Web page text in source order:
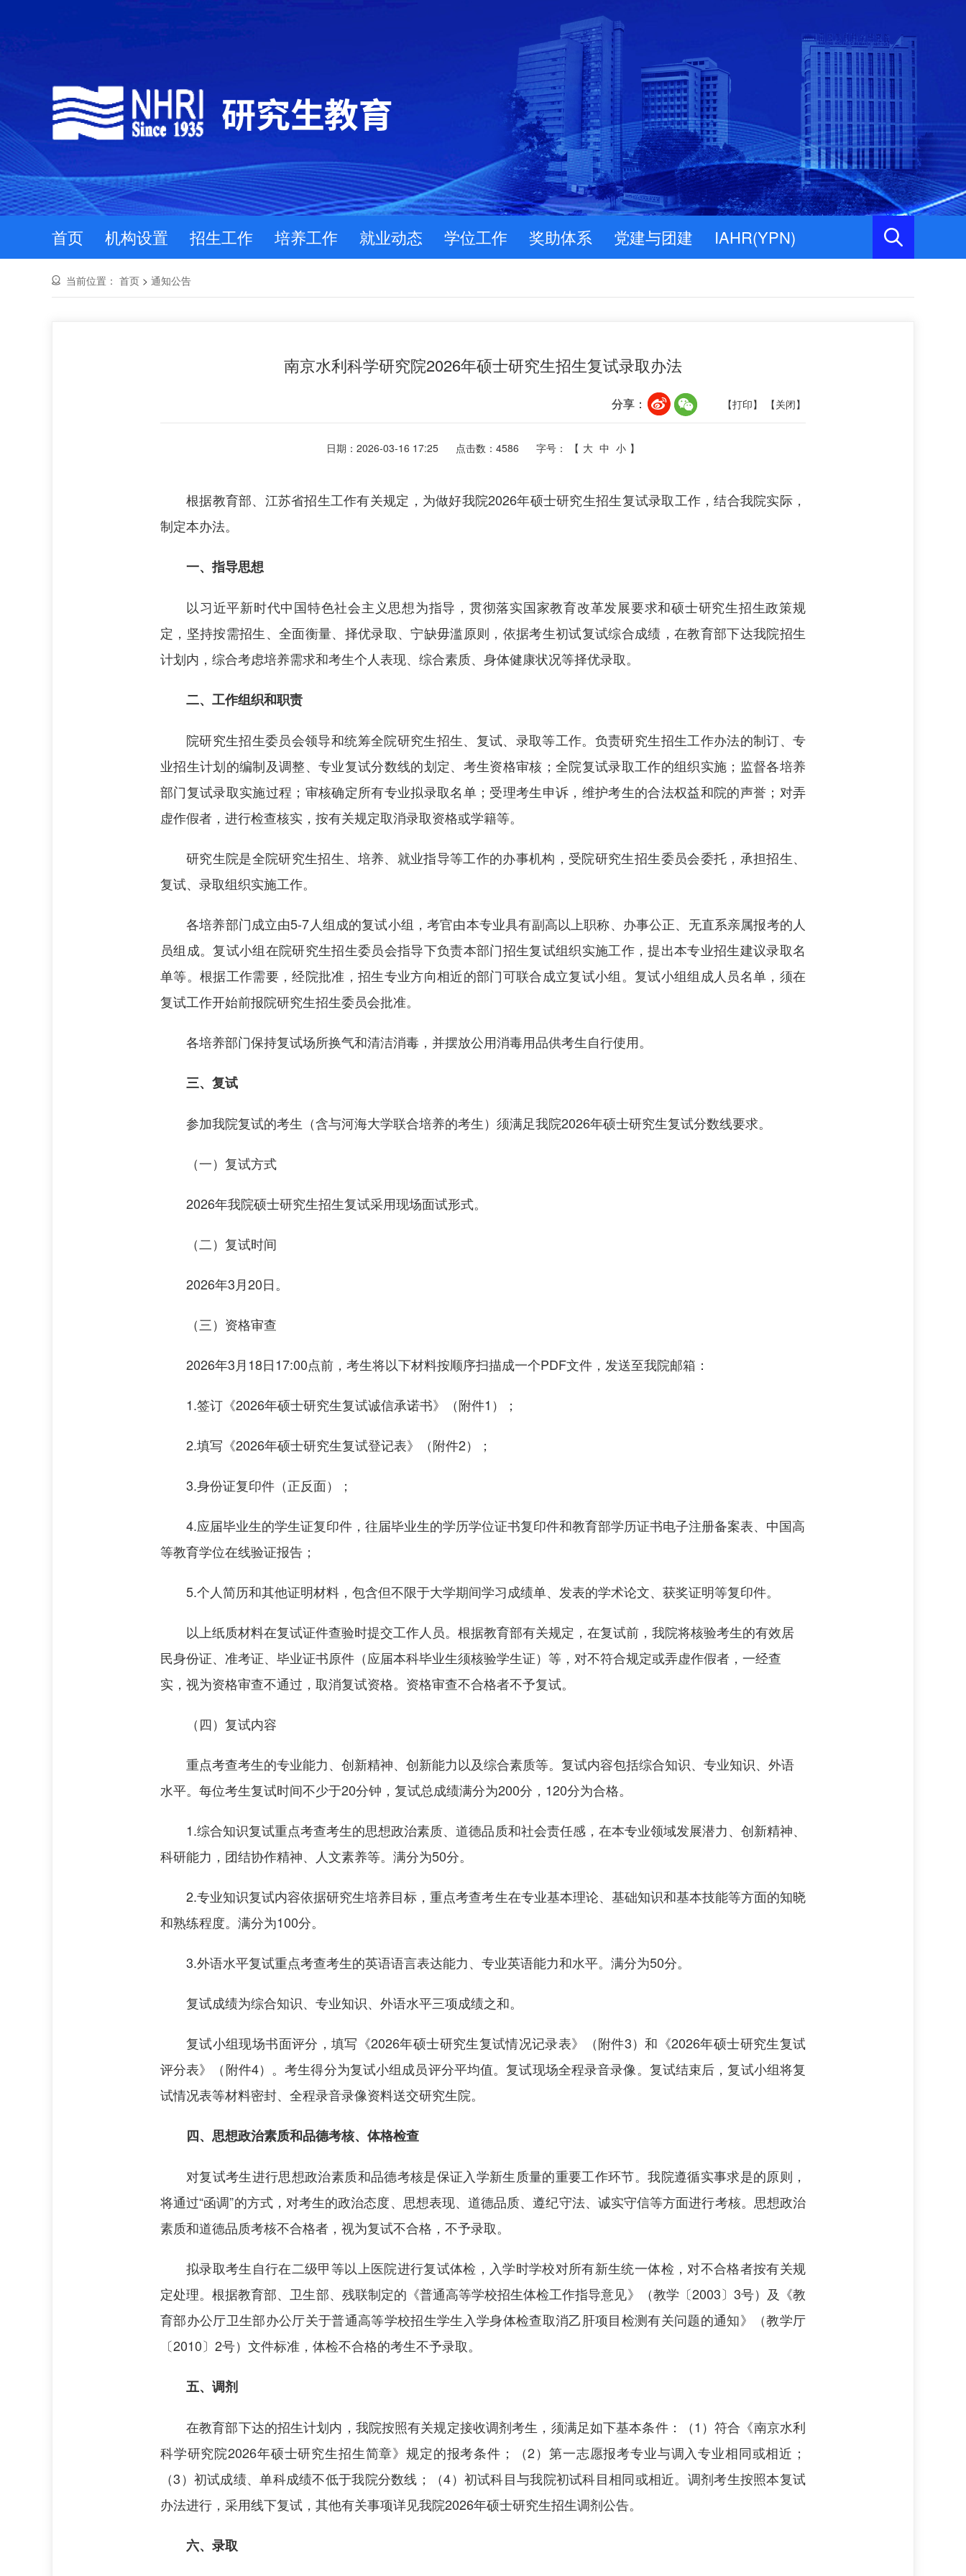
首页 机构设置 招生工作 培养工作 就业动态 学位工作 奖助体系 党建与团建 IAHR(YPN)
当前位置： 首页 > 通知公告
南京水利科学研究院2026年硕士研究生招生复试录取办法
【打印】 【关闭】
分享：
日期：2026-03-16 17:25 点击数： 4586 字号： 【 大 中 小 】
根据教育部、江苏省招生工作有关规定，为做好我院2026年硕士研究生招生复试录取工作，结合我院实际，
制定本办法。
一、指导思想
以习近平新时代中国特色社会主义思想为指导，贯彻落实国家教育改革发展要求和硕士研究生招生政策规
定，坚持按需招生、全面衡量、择优录取、宁缺毋滥原则，依据考生初试复试综合成绩，在教育部下达我院招生
计划内，综合考虑培养需求和考生个人表现、综合素质、身体健康状况等择优录取。
二、工作组织和职责
院研究生招生委员会领导和统筹全院研究生招生、复试、录取等工作。负责研究生招生工作办法的制订、专
业招生计划的编制及调整、专业复试分数线的划定、考生资格审核；全院复试录取工作的组织实施；监督各培养
部门复试录取实施过程；审核确定所有专业拟录取名单；受理考生申诉，维护考生的合法权益和院的声誉；对弄
虚作假者，进行检查核实，按有关规定取消录取资格或学籍等。
研究生院是全院研究生招生、培养、就业指导等工作的办事机构，受院研究生招生委员会委托，承担招生、
复试、录取组织实施工作。
各培养部门成立由5-7人组成的复试小组，考官由本专业具有副高以上职称、办事公正、无直系亲属报考的人
员组成。复试小组在院研究生招生委员会指导下负责本部门招生复试组织实施工作，提出本专业招生建议录取名
单等。根据工作需要，经院批准，招生专业方向相近的部门可联合成立复试小组。复试小组组成人员名单，须在
复试工作开始前报院研究生招生委员会批准。
各培养部门保持复试场所换气和清洁消毒，并摆放公用消毒用品供考生自行使用。
三、复试
参加我院复试的考生（含与河海大学联合培养的考生）须满足我院2026年硕士研究生复试分数线要求。
（一）复试方式
2026年我院硕士研究生招生复试采用现场面试形式。
（二）复试时间
2026年3月20日。
（三）资格审查
2026年3月18日17:00点前，考生将以下材料按顺序扫描成一个PDF文件，发送至我院邮箱：
1.签订《2026年硕士研究生复试诚信承诺书》（附件1）；
2.填写《2026年硕士研究生复试登记表》（附件2）；
3.身份证复印件（正反面）；
4.应届毕业生的学生证复印件，往届毕业生的学历学位证书复印件和教育部学历证书电子注册备案表、中国高
等教育学位在线验证报告；
5.个人简历和其他证明材料，包含但不限于大学期间学习成绩单、发表的学术论文、获奖证明等复印件。
以上纸质材料在复试证件查验时提交工作人员。根据教育部有关规定，在复试前，我院将核验考生的有效居
民身份证、准考证、毕业证书原件（应届本科毕业生须核验学生证）等，对不符合规定或弄虚作假者，一经查
实，视为资格审查不通过，取消复试资格。资格审查不合格者不予复试。
（四）复试内容
重点考查考生的专业能力、创新精神、创新能力以及综合素质等。复试内容包括综合知识、专业知识、外语
水平。每位考生复试时间不少于20分钟，复试总成绩满分为200分，120分为合格。
1.综合知识复试重点考查考生的思想政治素质、道德品质和社会责任感，在本专业领域发展潜力、创新精神、
科研能力，团结协作精神、人文素养等。满分为50分。
2.专业知识复试内容依据研究生培养目标，重点考查考生在专业基本理论、基础知识和基本技能等方面的知晓
和熟练程度。满分为100分。
3.外语水平复试重点考查考生的英语语言表达能力、专业英语能力和水平。满分为50分。
复试成绩为综合知识、专业知识、外语水平三项成绩之和。
复试小组现场书面评分，填写《2026年硕士研究生复试情况记录表》（附件3）和《2026年硕士研究生复试
评分表》（附件4）。考生得分为复试小组成员评分平均值。复试现场全程录音录像。复试结束后，复试小组将复
试情况表等材料密封、全程录音录像资料送交研究生院。
四、思想政治素质和品德考核、体格检查
对复试考生进行思想政治素质和品德考核是保证入学新生质量的重要工作环节。我院遵循实事求是的原则，
将通过“函调”的方式，对考生的政治态度、思想表现、道德品质、遵纪守法、诚实守信等方面进行考核。思想政治
素质和道德品质考核不合格者，视为复试不合格，不予录取。
拟录取考生自行在二级甲等以上医院进行复试体检，入学时学校对所有新生统一体检，对不合格者按有关规
定处理。根据教育部、卫生部、残联制定的《普通高等学校招生体检工作指导意见》（教学〔2003〕3号）及《教
育部办公厅卫生部办公厅关于普通高等学校招生学生入学身体检查取消乙肝项目检测有关问题的通知》（教学厅
〔2010〕2号）文件标准，体检不合格的考生不予录取。
五、调剂
在教育部下达的招生计划内，我院按照有关规定接收调剂考生，须满足如下基本条件：（1）符合《南京水利
科学研究院2026年硕士研究生招生简章》规定的报考条件；（2）第一志愿报考专业与调入专业相同或相近；
（3）初试成绩、单科成绩不低于我院分数线；（4）初试科目与我院初试科目相同或相近。调剂考生按照本复试
办法进行，采用线下复试，其他有关事项详见我院2026年硕士研究生招生调剂公告。
六、录取